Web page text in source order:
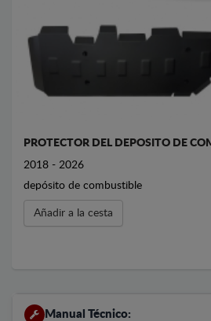
PROTECTOR DEL DEPOSITO DE
2018 - 2026
depósito de combustible
Añadir a la cesta
Manual Técnico: